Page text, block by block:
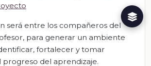
será entre los compañeros del
para generar un ambiente
fortalecer y tomar
progreso del aprendizaje.